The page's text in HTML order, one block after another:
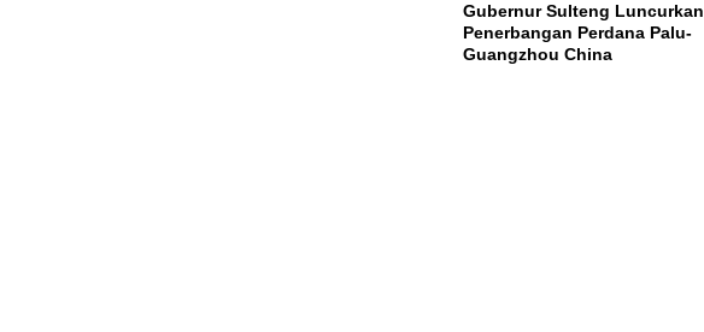
Gubernur Sulteng Luncurkan
Penerbangan Perdana Palu-
Guangzhou China